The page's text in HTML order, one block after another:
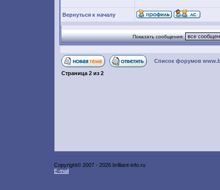
Вернуться к началу
Показать сообщения:
Список форумов
Страница 2 из 2
Copyright© 2007 - 2026 brilliant-info.ru
E-mail